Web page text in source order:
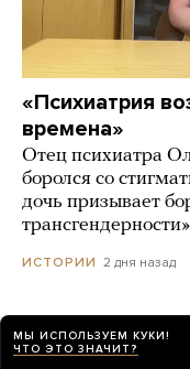
«Психиатрия
времена»
Отец психиатра
боролся со
дочь призывает
ИСТОРИИ 2 дня назад
МЫ ИСПОЛЬЗУЕМ КУКИ!
ЧТО ЭТО ЗНАЧИТ?